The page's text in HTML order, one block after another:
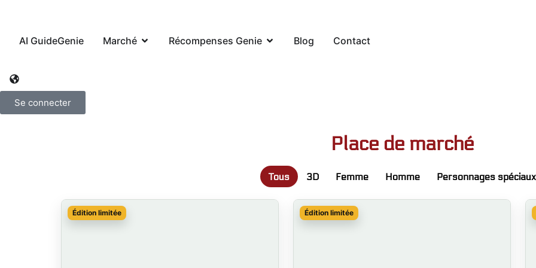
AI GuideGenie Marché Récompenses Genie Blog Contact
Se connecter
Place de marché
Tous 3D Femme Homme Personnages spéciaux
Édition limitée Édition limitée